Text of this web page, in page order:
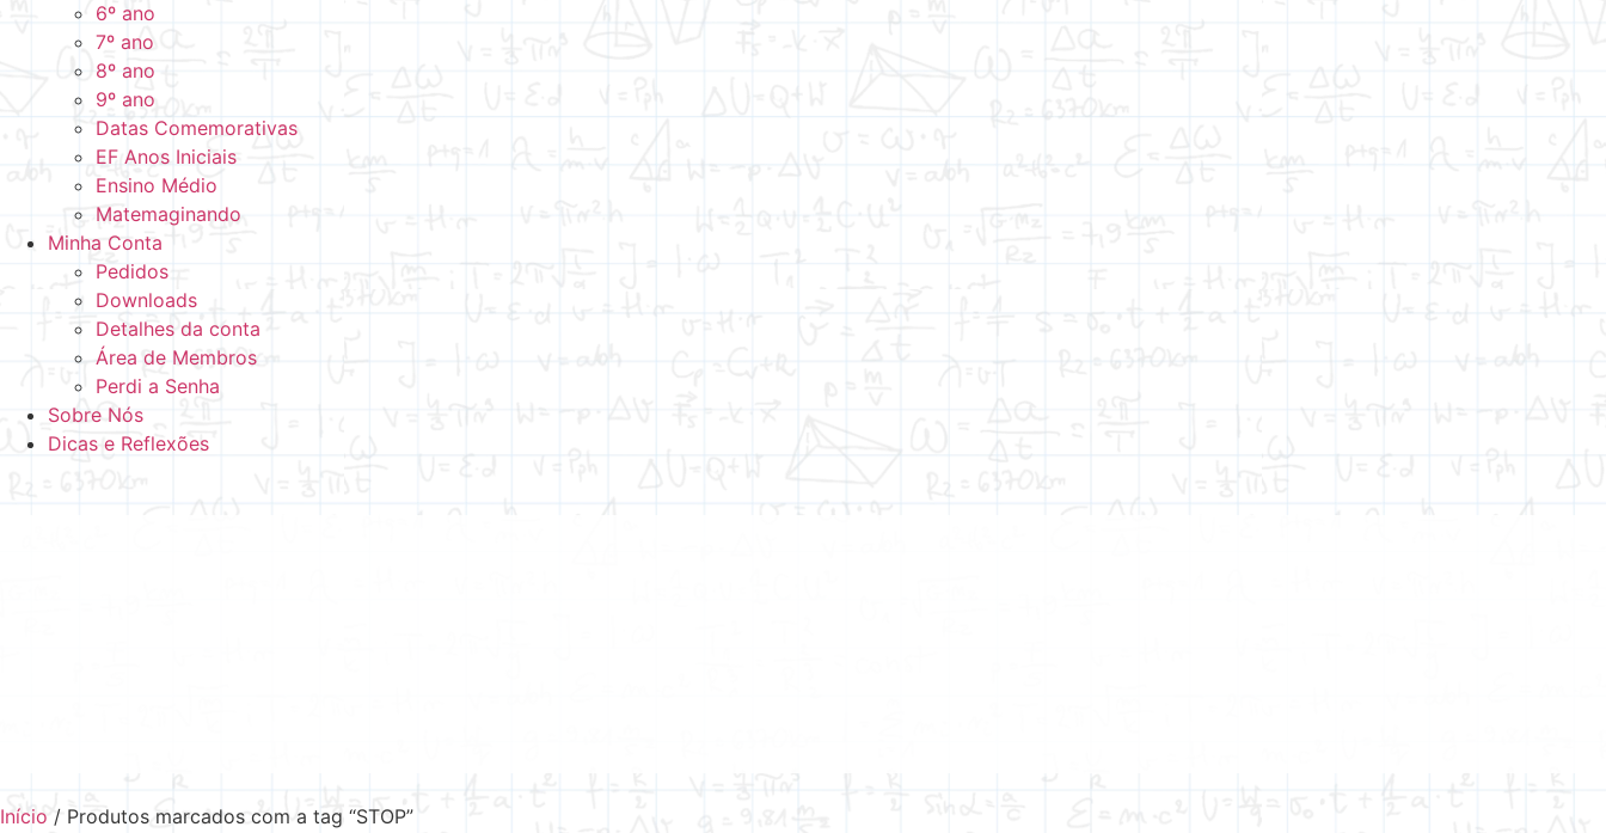
6º ano
7º ano
8º ano
9º ano
Datas Comemorativas
EF Anos Iniciais
Ensino Médio
Matemaginando
Minha Conta
Pedidos
Downloads
Detalhes da conta
Área de Membros
Perdi a Senha
Sobre Nós
Dicas e Reflexões
Início / Produtos marcados com a tag “STOP”